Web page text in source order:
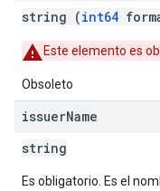
string (int64
Este elemento es
Obsoleto
issuerName
string
Es obligatorio. Es el